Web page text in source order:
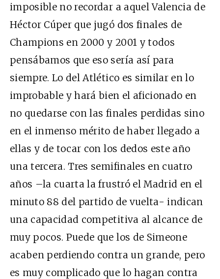
imposible no recordar a aquel Valencia de
Héctor Cúper que jugó dos finales de
Champions en 2000 y 2001 y todos
pensábamos que eso sería así para
siempre. Lo del Atlético es similar en lo
improbable y hará bien el aficionado en
no quedarse con las finales perdidas sino
en el inmenso mérito de haber llegado a
ellas y de tocar con los dedos este año
una tercera. Tres semifinales en cuatro
años –la cuarta la frustró el Madrid en el
minuto 88 del partido de vuelta- indican
una capacidad competitiva al alcance de
muy pocos. Puede que los de Simeone
acaben perdiendo contra un grande, pero
es muy complicado que lo hagan contra